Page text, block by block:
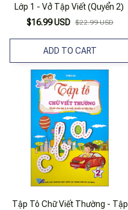
Lớp 1 - Vở Tập Viết (Quyển 2)
$16.99 USD $22.99 USD
ADD TO CART
Tập Tô Chữ Viết Thường - Tập